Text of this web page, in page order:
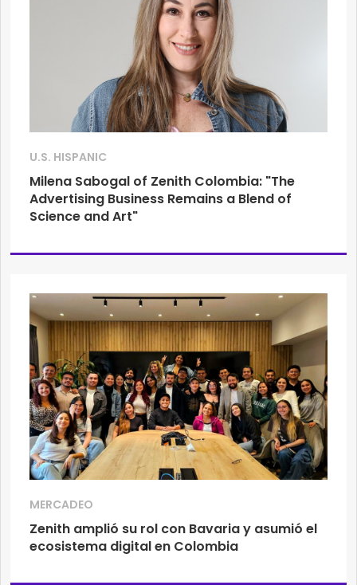
U.S. HISPANIC
Milena Sabogal of Zenith Colombia: "The
Advertising Business Remains a Blend of
Science and Art"
MERCADEO
Zenith amplió su rol con Bavaria y asumió el
ecosistema digital en Colombia